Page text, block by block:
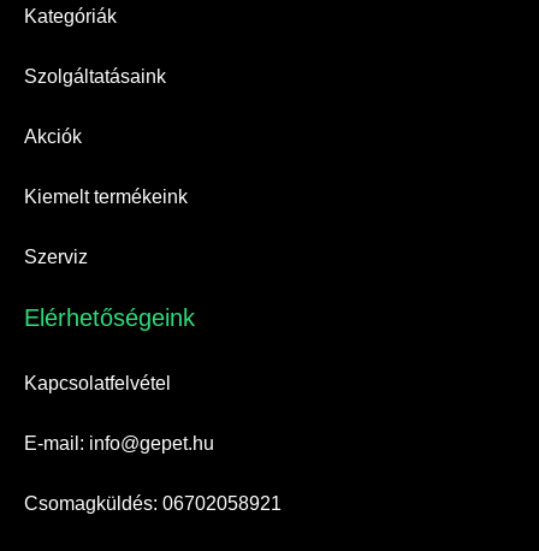
Kategóriák
Szolgáltatásaink
Akciók
Kiemelt termékeink
Szerviz
Elérhetőségeink​
Kapcsolatfelvétel
E-mail: info@gepet.hu
Csomagküldés: 06702058921